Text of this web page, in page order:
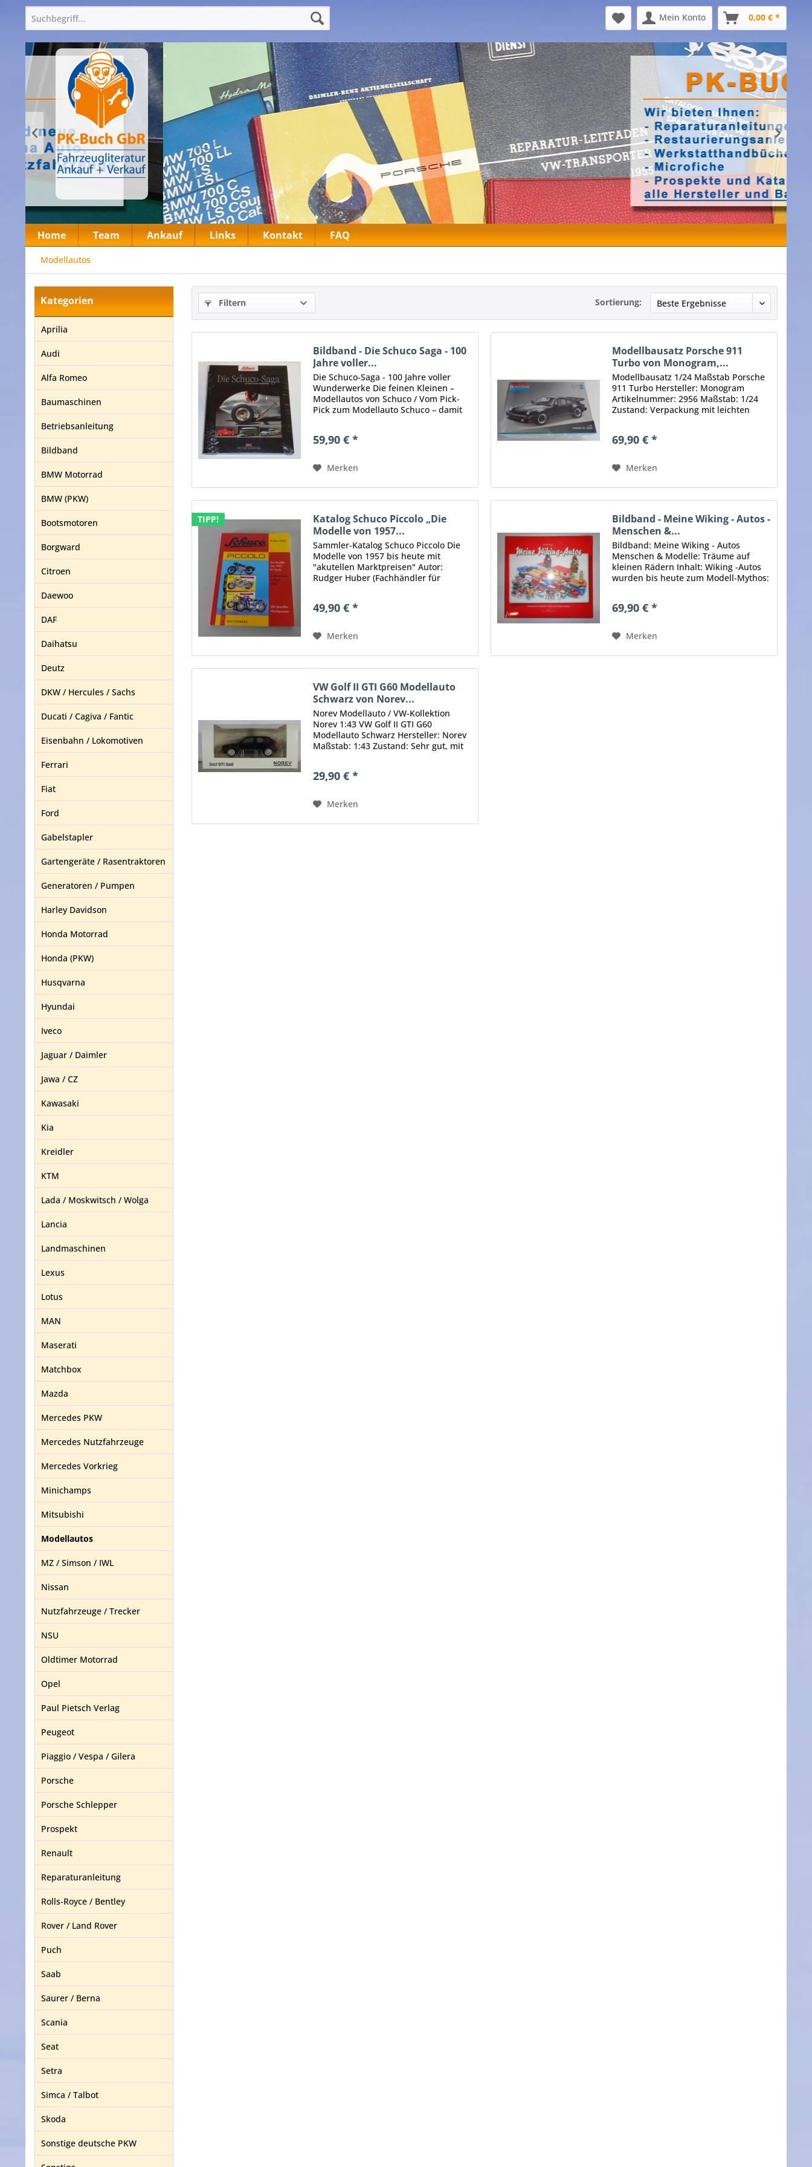
Mein Konto 0,00 € *
Home Team Ankauf Links Kontakt FAQ
Modellautos
Kategorien
Aprilia
Audi
Alfa Romeo
Baumaschinen
Betriebsanleitung
Bildband
BMW Motorrad
BMW (PKW)
Bootsmotoren
Borgward
Citroen
Daewoo
DAF
Daihatsu
Deutz
DKW / Hercules / Sachs
Ducati / Cagiva / Fantic
Eisenbahn / Lokomotiven
Ferrari
Fiat
Ford
Gabelstapler
Gartengeräte / Rasentraktoren
Generatoren / Pumpen
Harley Davidson
Honda Motorrad
Honda (PKW)
Husqvarna
Hyundai
Iveco
Jaguar / Daimler
Jawa / CZ
Kawasaki
Kia
Kreidler
KTM
Lada / Moskwitsch / Wolga
Lancia
Landmaschinen
Lexus
Lotus
MAN
Maserati
Matchbox
Mazda
Mercedes PKW
Mercedes Nutzfahrzeuge
Mercedes Vorkrieg
Minichamps
Mitsubishi
Modellautos
MZ / Simson / IWL
Nissan
Nutzfahrzeuge / Trecker
NSU
Oldtimer Motorrad
Opel
Paul Pietsch Verlag
Peugeot
Piaggio / Vespa / Gilera
Porsche
Porsche Schlepper
Prospekt
Renault
Reparaturanleitung
Rolls-Royce / Bentley
Rover / Land Rover
Puch
Saab
Saurer / Berna
Scania
Seat
Setra
Simca / Talbot
Skoda
Sonstige deutsche PKW
Filtern Sortierung:
Bildband - Die Schuco Saga - 100
Jahre voller...
Die Schuco-Saga - 100 Jahre voller
Wunderwerke Die feinen Kleinen –
Modellautos von Schuco / Vom Pick-
Pick zum Modellauto Schuco – damit
Modellautos. Begonnen hat die...
59,90 € *
Merken
Modellbausatz Porsche 911
Turbo von Monogram,...
Modellbausatz 1/24 Maßstab Porsche
911 Turbo Hersteller: Monogram
Artikelnummer: 2956 Maßstab: 1/24
Zustand: Verpackung mit leichten
erhalten den abgebildeten...
69,90 € *
Merken
TIPP!
Katalog Schuco Piccolo „Die
Modelle von 1957...
Sammler-Katalog Schuco Piccolo Die
Modelle von 1957 bis heute mit
"akutellen Marktpreisen" Autor:
Rudger Huber (Fachhändler für
Schuco waren das ideale...
49,90 € *
Merken
Bildband - Meine Wiking - Autos -
Menschen &...
Bildband: Meine Wiking - Autos
Menschen & Modelle: Träume auf
kleinen Rädern Inhalt: Wiking -Autos
wurden bis heute zum Modell-Mythos:
schmücken authentische...
69,90 € *
Merken
VW Golf II GTI G60 Modellauto
Schwarz von Norev...
Norev Modellauto / VW-Kollektion
Norev 1:43 VW Golf II GTI G60
Modellauto Schwarz Hersteller: Norev
Maßstab: 1:43 Zustand: Sehr gut, mit
das abgebildete Modellauto!...
29,90 € *
Merken